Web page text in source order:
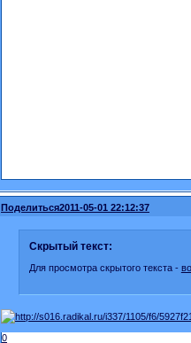
Поделиться2011-05-01 22:12:37
Скрытый текст:
Для просмотра скрытого текста -
0